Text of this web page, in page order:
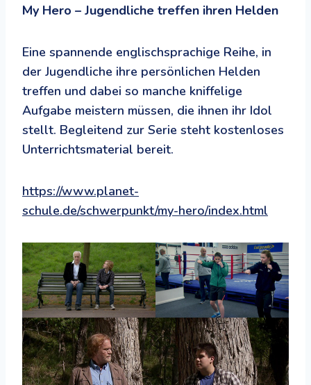
My Hero – Jugendliche treffen ihren Helden
Eine spannende englischsprachige Reihe, in
der Jugendliche ihre persönlichen Helden
treffen und dabei so manche kniffelige
Aufgabe meistern müssen, die ihnen ihr Idol
stellt. Begleitend zur Serie steht kostenloses
Unterrichtsmaterial bereit.
https://www.planet-
schule.de/schwerpunkt/my-hero/index.html